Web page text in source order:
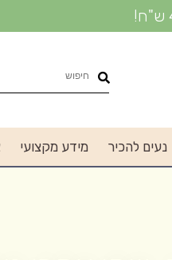
נעים להכיר מידע מקצועי